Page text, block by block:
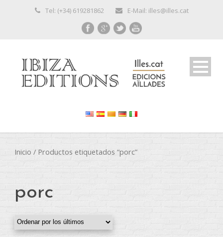
Tel: (+34) 619281862 E-Mail: illes@illes.cat
Inicio / Productos etiquetados “porc”
porc